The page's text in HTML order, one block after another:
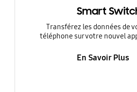
Smart
Transférez les données de
téléphone sur votre nouvel
En Savoir Plus